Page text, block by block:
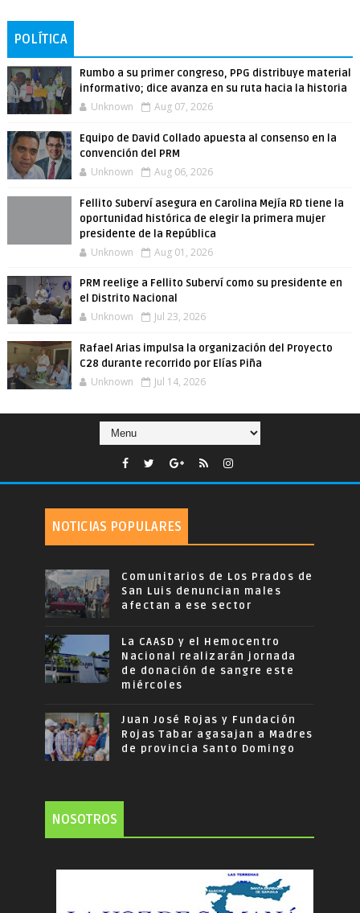
POLÍTICA
Rumbo a su primer congreso, PPG distribuye material
informativo; dice avanza en su ruta hacia la historia
Unknown Aug 07, 2026
Equipo de David Collado apuesta al consenso en la
convención del PRM
Unknown Aug 06, 2026
Fellito Suberví asegura en Carolina Mejía RD tiene la
oportunidad histórica de elegir la primera mujer
presidente de la República
Unknown Aug 01, 2026
PRM reelige a Fellito Suberví como su presidente en
el Distrito Nacional
Unknown Jul 23, 2026
Rafael Arias impulsa la organización del Proyecto
C28 durante recorrido por Elías Piña
Unknown Jul 14, 2026
NOTICIAS POPULARES
Comunitarios de Los Prados de
San Luis denuncian males
afectan a ese sector
La CAASD y el Hemocentro
Nacional realizarán jornada
de donación de sangre este
miércoles
Juan José Rojas y Fundación
Rojas Tabar agasajan a Madres
de provincia Santo Domingo
NOSOTROS